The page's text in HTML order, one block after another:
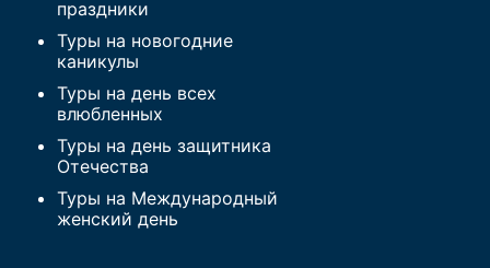
праздники
Туры на новогодние
каникулы
Туры на день всех
влюбленных
Туры на день защитника
Отечества
Туры на Международный
женский день